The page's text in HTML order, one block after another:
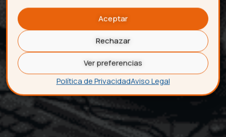
Aceptar
Rechazar
Ver preferencias
Política de PrivacidadAviso Legal